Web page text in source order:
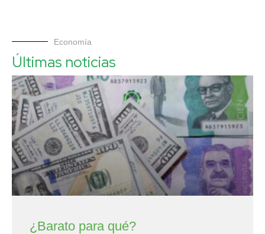
Economía
Últimas noticias
¿Barato para qué?